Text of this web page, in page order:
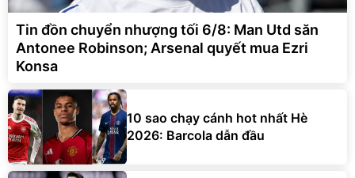
Tin đồn chuyển nhượng tối 6/8: Man Utd săn
Antonee Robinson; Arsenal quyết mua Ezri
Konsa
10 sao chạy cánh hot nhất Hè
2026: Barcola dẫn đầu